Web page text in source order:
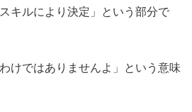
キルにより決定」という部分で
けではありませんよ」という意味